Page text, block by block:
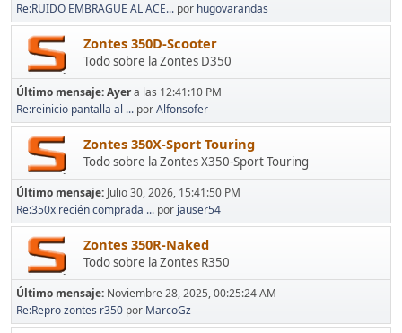
Re:RUIDO EMBRAGUE AL ACE... por hugovarandas
Zontes 350D-Scooter
Todo sobre la Zontes D350
Último mensaje:Ayera las 12:41:10 PM
Re:reinicio pantalla al ... porAlfonsofer
Zontes 350X-Sport Touring
Todo sobre la Zontes X350-Sport Touring
Último mensaje: Julio 30, 2026, 15:41:50 PM
Re:350x recién comprada ... por jauser54
Zontes 350R-Naked
Todo sobre la Zontes R350
Último mensaje: Noviembre 28, 2025, 00:25:24 AM
Re:Repro zontes r350 por MarcoGz